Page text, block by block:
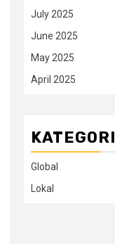
July 2025
June 2025
May 2025
April 2025
KATEGORI
Global
Lokal